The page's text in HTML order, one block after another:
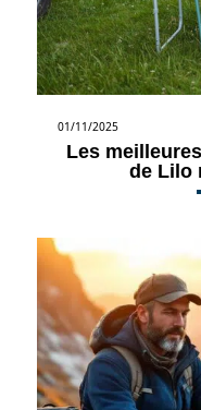
01/11/2025
Les
de Lilo